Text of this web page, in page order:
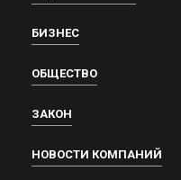
БИЗНЕС
ОБЩЕСТВО
ЗАКОН
НОВОСТИ КОМПАНИЙ